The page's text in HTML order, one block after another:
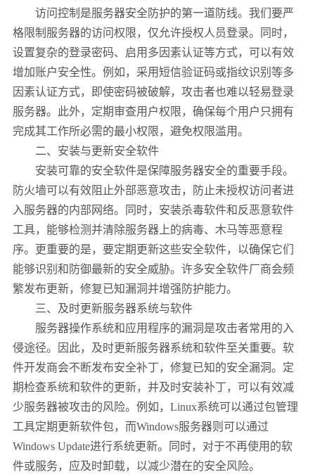
访问控制是服务器安全防护的第一道防线。我们要严
格限制服务器的访问权限，仅允许授权人员登录。同时，
设置复杂的登录密码、启用多因素认证等方式，可以有效
增加账户安全性。例如，采用短信验证码或指纹识别等多
因素认证方式，即使密码被破解，攻击者也难以轻易登录
服务器。此外，定期审查用户权限，确保每个用户只拥有
完成其工作所必需的最小权限，避免权限滥用。
二、安装与更新安全软件
安装可靠的安全软件是保障服务器安全的重要手段。
防火墙可以有效阻止外部恶意攻击，防止未授权访问者进
入服务器的内部网络。同时，安装杀毒软件和反恶意软件
工具，能够检测并清除服务器上的病毒、木马等恶意程
序。更重要的是，要定期更新这些安全软件，以确保它们
能够识别和防御最新的安全威胁。许多安全软件厂商会频
繁发布更新，修复已知漏洞并增强防护能力。
三、及时更新服务器系统与软件
服务器操作系统和应用程序的漏洞是攻击者常用的入
侵途径。因此，及时更新服务器系统和软件至关重要。软
件开发商会不断发布安全补丁，修复已知的安全漏洞。定
期检查系统和软件的更新，并及时安装补丁，可以有效减
少服务器被攻击的风险。例如，Linux系统可以通过包管理
工具定期更新软件包，而Windows服务器则可以通过
Windows Update进行系统更新。同时，对于不再使用的软
件或服务，应及时卸载，以减少潜在的安全风险。